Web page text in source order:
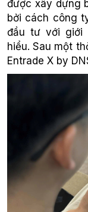
được xây dựng
bởi cách công
đầu tư với giới
hiểu. Sau một
Entrade X by